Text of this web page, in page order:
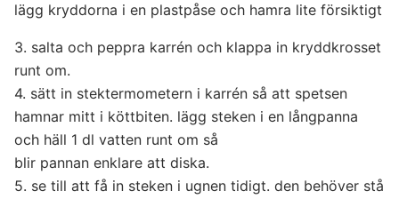
lägg kryddorna i en plastpåse och hamra lite försiktigt
3. salta och peppra karrén och klappa in kryddkrosset
runt om.
4. sätt in stektermometern i karrén så att spetsen
hamnar mitt i köttbiten. lägg steken i en långpanna
och häll 1 dl vatten runt om så
blir pannan enklare att diska.
5. se till att få in steken i ugnen tidigt. den behöver stå